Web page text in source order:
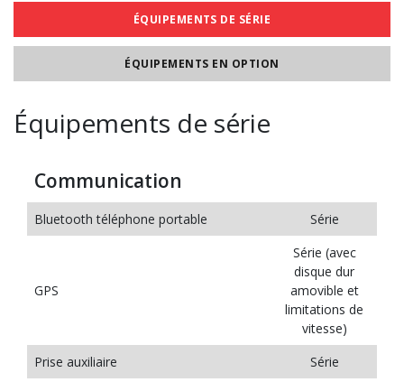
ÉQUIPEMENTS DE SÉRIE
ÉQUIPEMENTS EN OPTION
Équipements de série
Communication
Bluetooth téléphone portable Série
GPS
Série (avec
disque dur
amovible et
limitations de
vitesse)
Prise auxiliaire
Série